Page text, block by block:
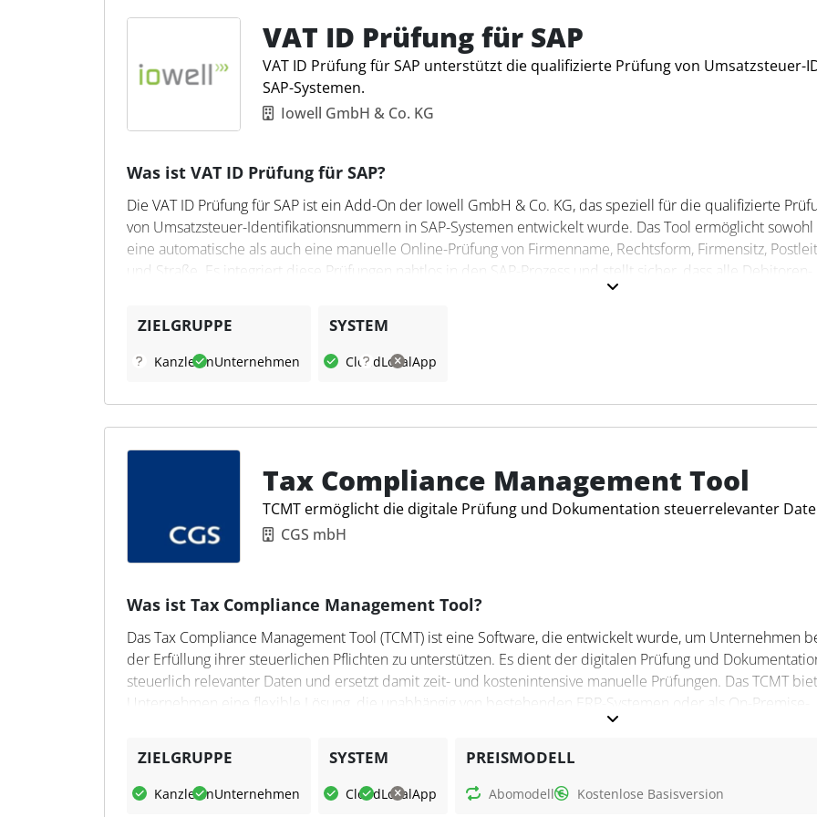
Zusammenarbeit zwischen Steuerabteilung und Rechnungswesen verbessert und der Aufwand deutlich
VAT ID Prüfung für SAP
VAT ID Prüfung für SAP unterstützt die qualifizierte Prüfung von Umsatzsteuer-
SAP-Systemen.
Iowell GmbH & Co. KG
Was ist VAT ID Prüfung für SAP?
Die VAT ID Prüfung für SAP ist ein Add-On der Iowell GmbH & Co. KG, das speziell für die qualifizierte
von Umsatzsteuer-Identifikationsnummern in SAP-Systemen entwickelt wurde. Das Tool ermöglicht sowohl
eine automatische als auch eine manuelle Online-Prüfung von Firmenname, Rechtsform, Firmensitz,
und Straße. Es integriert diese Prüfungen nahtlos in den SAP-Prozess und stellt sicher, dass alle Debitoren-
Kreditorenstammdaten sowie die relevanten Belegdaten korrekt und aktuell sind.
Was kann VAT ID Prüfung für SAP?
Das Tool bietet zahlreiche Funktionen zur Sicherstellung der Umsatzsteuerkonformität. Es ermöglicht Online-
Analyse und Bearbeitung der Protokolleinträge sowie Customizing-Optionen zur individuellen Anpassung.
Steuerfachleute bedeutet dies eine zuverlässige Unterstützung bei der Einhaltung gesetzlicher Vorgaben
eine Erleichterung im täglichen Arbeitsablauf.
ZIELGRUPPE
KanzleienUnternehmen
SYSTEM
CloudLokalApp
Tax Compliance Management Tool
TCMT ermöglicht die digitale Prüfung und Dokumentation steuerrelevanter
CGS mbH
Was ist Tax Compliance Management Tool?
Das Tax Compliance Management Tool (TCMT) ist eine Software, die entwickelt wurde, um Unternehmen
der Erfüllung ihrer steuerlichen Pflichten zu unterstützen. Es dient der digitalen Prüfung und
steuerlich relevanter Daten und ersetzt damit zeit- und kostenintensive manuelle Prüfungen. Das TCMT
Unternehmen eine flexible Lösung, die unabhängig von bestehenden ERP-Systemen oder als On-Premise-
Was kann Tax Compliance Management Tool?
Das TCMT ermöglicht die IT-gestützte Analyse und Dokumentation steuerrelevanter Daten. Es bietet die
ZIELGRUPPE
KanzleienUnternehmen
SYSTEM
CloudLokalApp
PREISMODELL
Abomodell Kostenlose Basisversion